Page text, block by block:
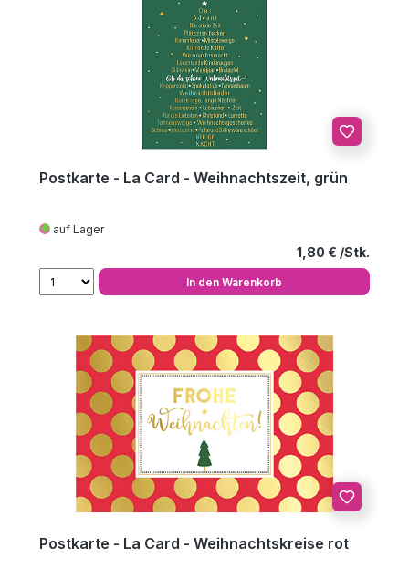
Postkarte - La Card - Weihnachtszeit, grün
auf Lager
Regulärer
1,80 €
In den Warenkorb
Postkarte - La Card - Weihnachtskreise rot